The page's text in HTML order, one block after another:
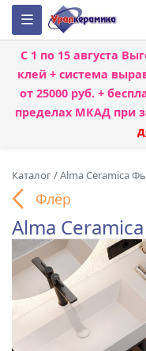
С 1 по 15 августа
клей + система
от 25000 руб. +
пределах МКАД при
Каталог/Alma Ceramica
Флёр
Alma